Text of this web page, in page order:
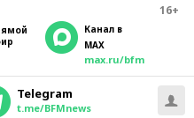
16+
Канал в
MAX
max.ru/bfm
Telegram
t.me/BFMnews